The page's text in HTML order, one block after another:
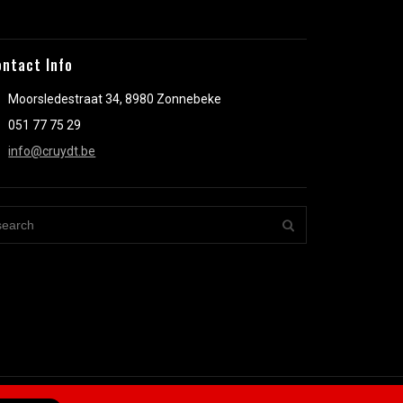
Info
Moorsledestraat 34, 8980 Zonnebeke
051 77 75 29
info@cruydt.be